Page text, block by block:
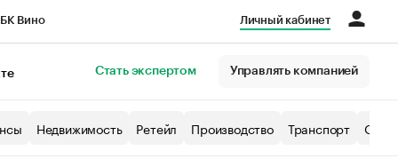
Вино Личный кабинет
Стать экспертом Управлять компанией
Недвижимость Ретейл Производство Транспорт